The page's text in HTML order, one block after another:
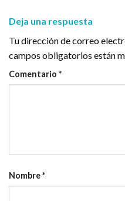
Deja una respuesta
Tu dirección de correo
campos obligatorios están
Comentario *
Nombre*